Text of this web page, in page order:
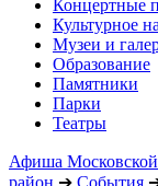
Концертные
Культурное
Музеи и
Образование
Памятники
Парки
Театры
Афиша Московской
район ➔ События